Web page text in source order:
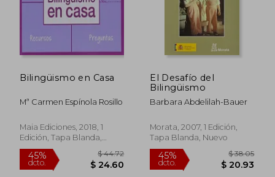
Bilingüismo en Casa
Mª Carmen Espínola Rosillo
Maia Ediciones, 2018, 1
Edición, Tapa Blanda,
Nuevo
El Desafío del
Bilingüismo
Barbara Abdelilah-Bauer
Morata, 2007, 1 Edición,
Tapa Blanda, Nuevo